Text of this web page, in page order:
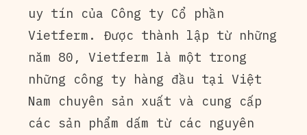
uy tín của Công ty Cổ phần
Vietferm. Được thành lập từ những
năm 80, Vietferm là một trong
những công ty hàng đầu tại Việt
Nam chuyên sản xuất và cung cấp
các sản phẩm dấm từ các nguyên